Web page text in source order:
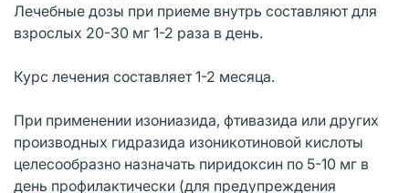
Лечебные дозы при приеме внутрь составляют для
взрослых 20-30 мг 1-2 раза в день.
Курс лечения составляет 1-2 месяца.
При применении изониазида, фтивазида или других
производных гидразида изоникотиновой кислоты
целесообразно назначать пиридоксин по 5-10 мг в
день профилактически (для предупреждения